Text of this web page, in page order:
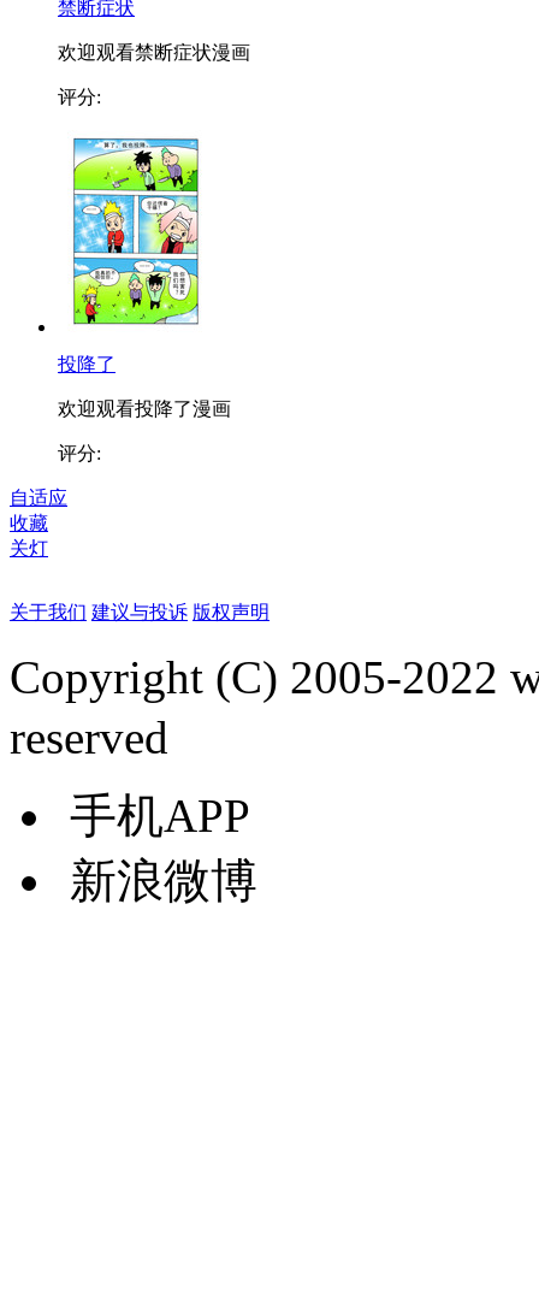
禁断症状
欢迎观看禁断症状漫画
评分:
投降了
欢迎观看投降了漫画
评分:
自适应
收藏
关灯
关于我们 建议与投诉 版权声明
Copyright (C) 2005-2022
reserved
手机APP
新浪微博